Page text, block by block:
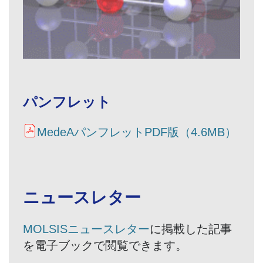
パンフレット
MedeAパンフレットPDF版（4.6MB）
ニュースレター
MOLSISニュースレターに掲載した記事
を電子ブックで閲覧できます。